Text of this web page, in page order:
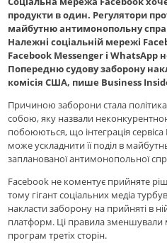
продукти в один. Регулятори
майбутню антимонопольну
Належні соціальнiй мережі
Facebook Messenger і WhatsApp
Попередню судову заборону
комісія США, пише Business
Причиною заборони стала політика
собою, яку назвали
побоюються, що інтеграція
може ускладнити її поділ в
запланованої антимонопольної
Facebook не коментує прийняте
тому гігант соціальних медіа
накласти заборону на прийняті в
платформ. Ці правила зменшували
програм третіх сторін.